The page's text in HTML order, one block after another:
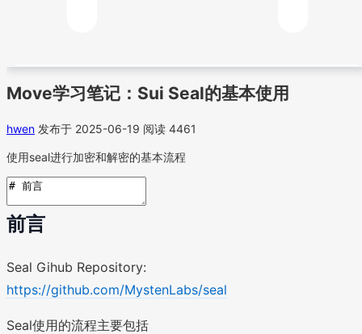
Move学习笔记：Sui Seal的基本使用
hwen 发布于 2025-06-19 阅读 4461
使用seal进行加密和解密的基本流程
前言
Seal Gihub Repository:
https://github.com/MystenLabs/seal
Seal使用的流程主要包括